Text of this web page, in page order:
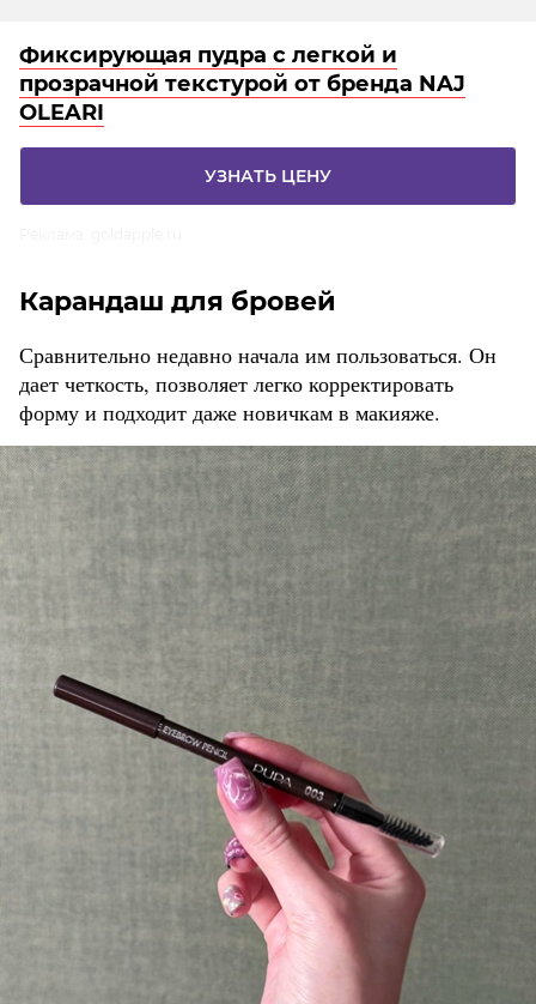
Фиксирующая пудра с легкой и
прозрачной текстурой от бренда NAJ
OLEARI
УЗНАТЬ ЦЕНУ
Карандаш для бровей
Сравнительно недавно начала им пользоваться. Он
дает четкость, позволяет легко корректировать
форму и подходит даже новичкам в макияже.